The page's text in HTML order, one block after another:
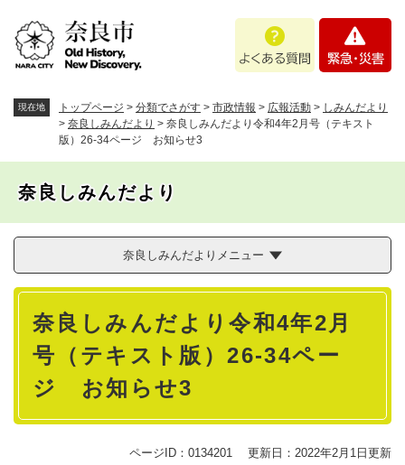
。
あ
問
・
現在地 トップページ > 分類でさがす > 市政情報 > 広報活動 > しみんだより
> 奈良しみんだより > 奈良しみんだより令和4年2月号（テキスト
版）26-34ページ お知らせ3
奈良しみんだより
奈良しみんだよりメニュー
本
奈良しみんだより令和4年2月
号（テキスト版）26-34ペー
ジ お知らせ3
ページID：0134201 更新日：2022年2月1日更新